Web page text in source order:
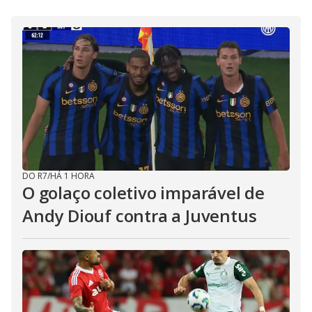
i
d
e
o
DO R7/HÁ 1 HORA
O golaço coletivo imparável de
Andy Diouf contra a Juventus